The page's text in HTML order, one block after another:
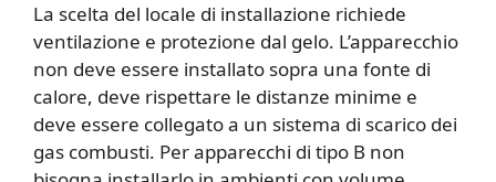
La scelta del locale di installazione richiede
ventilazione e protezione dal gelo. L’apparecchio
non deve essere installato sopra una fonte di
calore, deve rispettare le distanze minime e
deve essere collegato a un sistema di scarico dei
gas combusti. Per apparecchi di tipo B non